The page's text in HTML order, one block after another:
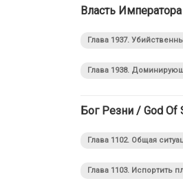
Власть
Глава 1937.
Глава 1938.
Бог Резни / God Of
Глава 1102. Общая
Глава 1103. Испортить